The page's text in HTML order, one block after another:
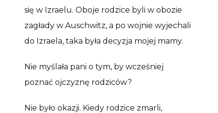
się w Izraelu. Oboje rodzice byli w obozie
zagłady w Auschwitz, a po wojnie wyjechali
do Izraela, taka była decyzja mojej mamy.
Nie myślała pani o tym, by wcześniej
poznać ojczyznę rodziców?
Nie było okazji. Kiedy rodzice zmarli,